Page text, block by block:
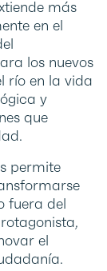
más
en el
los nuevos
río en la vida
y
que
permite
fuera del
el